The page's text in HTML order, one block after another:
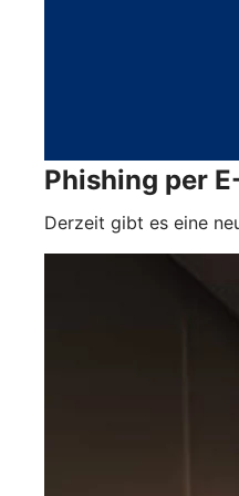
Phishing per
Derzeit gibt es eine